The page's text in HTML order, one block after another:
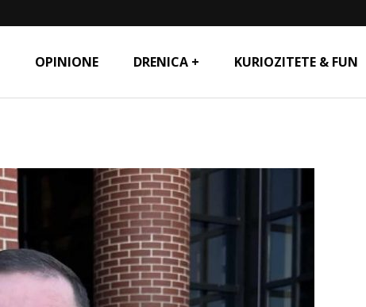
OPINIONE DRENICA + KURIOZITETE & FUN